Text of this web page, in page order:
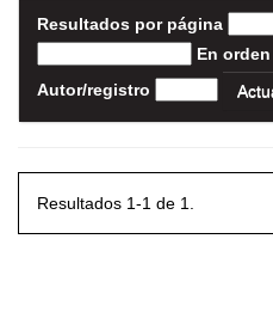
Resultados por página
En orden
Autor/registro
Resultados 1-1 de 1.